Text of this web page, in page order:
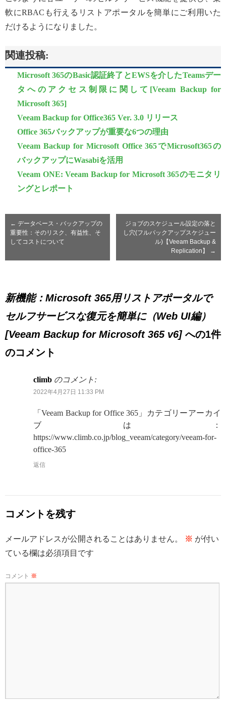
軟にRBACも行えるリストアポータルを簡単にご利用いた
だけるようになりました。
関連投稿:
Microsoft 365のBasic認証終了とEWSを介したTeamsデー
タへのアクセス制限に関して[Veeam Backup for
Microsoft 365]
Veeam Backup for Office365 Ver. 3.0 リリース
Office 365バックアップが重要な6つの理由
Veeam Backup for Microsoft Office 365でMicrosoft365の
バックアップにWasabiを活用
Veeam ONE: Veeam Backup for Microsoft 365のモニタリ
ングとレポート
← データベース・バックアップの
重要性：そのリスク、有益性、そ
してコストについて
ジョブのスケジュール設定の落と
し穴(フルバックアップスケジュー
ル)【Veeam Backup &
Replication】
→
新機能：Microsoft 365用リストアポータルで
セルフサービスな復元を簡単に（Web UI編）
[Veeam Backup for Microsoft 365 v6]への1件
のコメント
climb のコメント:
2022年4月27日 11:33 PM
「Veeam Backup for Office 365」カテゴリーアーカイ
ブは：
https://www.climb.co.jp/blog_veeam/category/veeam-for-
office-365
返信
コメントを残す
メールアドレスが公開されることはありません。 ※ が付い
ている欄は必須項目です
コメント ※